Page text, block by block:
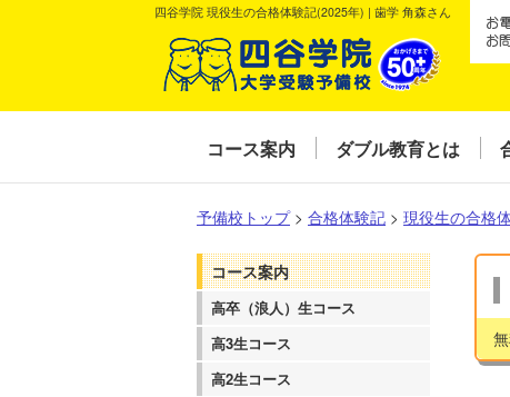
四谷学院 現役生の合格体験記(2025年) | 歯学 角森さん
コース案内 ダブル教育とは
予備校トップ > 合格体験記 > 現役生の合格
コース案内
高卒（浪人）生コース
高3生コース
高2生コース